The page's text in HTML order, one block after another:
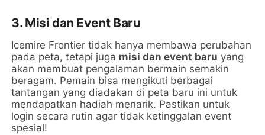
3. Misi dan Event Baru
Icemire Frontier tidak hanya membawa perubahan
pada peta, tetapi juga misi dan event baru yang
akan membuat pengalaman bermain semakin
beragam. Pemain bisa mengikuti berbagai
tantangan yang diadakan di peta baru ini untuk
mendapatkan hadiah menarik. Pastikan untuk
login secara rutin agar tidak ketinggalan event
spesial!